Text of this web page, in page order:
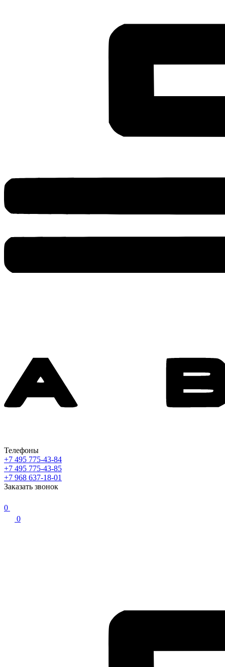
Телефоны
+7 495 775-43-84
+7 495 775-43-85
+7 968 637-18-01
Заказать звонок
0
0